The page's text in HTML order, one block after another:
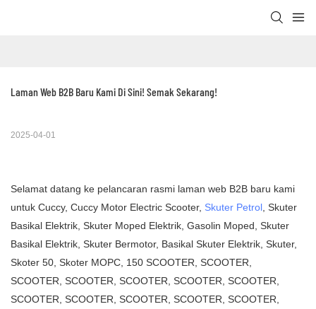
Laman Web B2B Baru Kami Di Sini! Semak Sekarang!
2025-04-01
Selamat datang ke pelancaran rasmi laman web B2B baru kami
untuk Cuccy, Cuccy Motor Electric Scooter, Skuter Petrol, Skuter
Basikal Elektrik, Skuter Moped Elektrik, Gasolin Moped, Skuter
Basikal Elektrik, Skuter Bermotor, Basikal Skuter Elektrik, Skuter,
Skoter 50, Skoter MOPC, 150 SCOOTER, SCOOTER,
SCOOTER, SCOOTER, SCOOTER, SCOOTER, SCOOTER,
SCOOTER, SCOOTER, SCOOTER, SCOOTER, SCOOTER,